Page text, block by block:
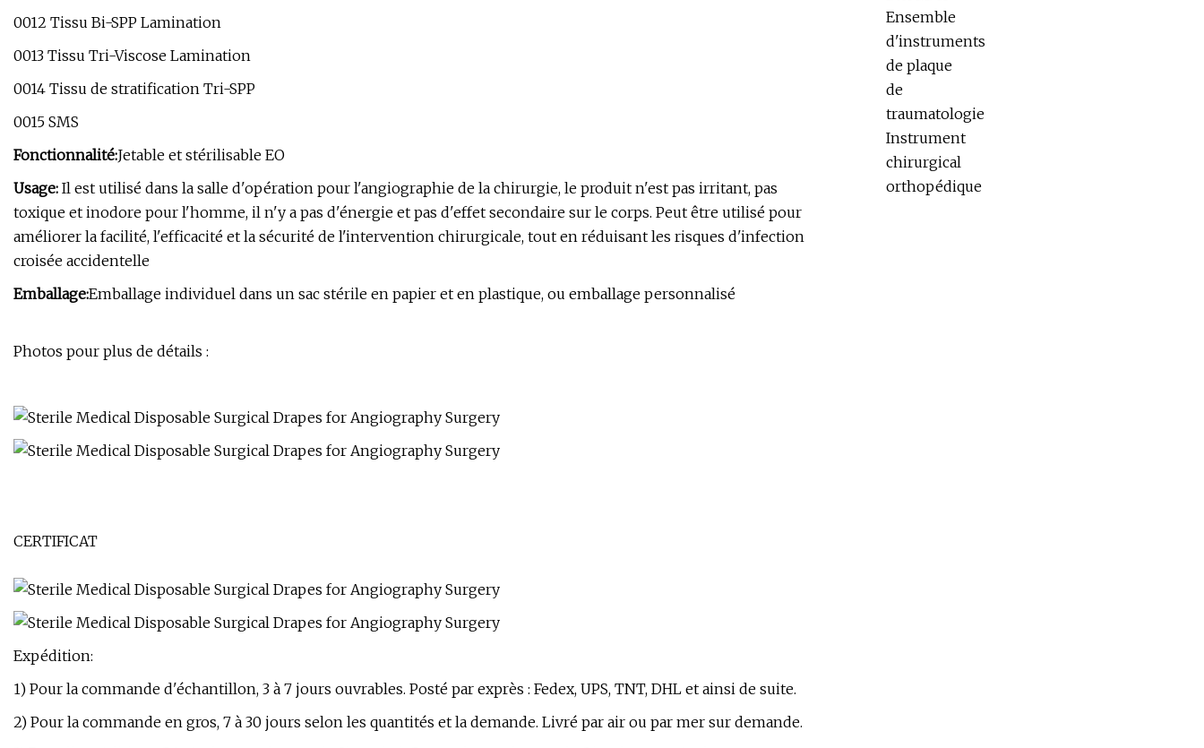
0012 Tissu Bi-SPP Lamination
0013 Tissu Tri-Viscose Lamination
0014 Tissu de stratification Tri-SPP
0015 SMS
Fonctionnalité:Jetable et stérilisable EO
Usage: Il est utilisé dans la salle d'opération pour l'angiographie de la chirurgie, le produit n'est pas irritant, pas
toxique et inodore pour l'homme, il n'y a pas d'énergie et pas d'effet secondaire sur le corps. Peut être utilisé pour
améliorer la facilité, l'efficacité et la sécurité de l'intervention chirurgicale, tout en réduisant les risques d'infection
croisée accidentelle
Emballage:Emballage individuel dans un sac stérile en papier et en plastique, ou emballage personnalisé
Photos pour plus de détails :
CERTIFICAT
Expédition:
1) Pour la commande d'échantillon, 3 à 7 jours ouvrables. Posté par exprès : Fedex, UPS, TNT, DHL et ainsi de suite.
2) Pour la commande en gros, 7 à 30 jours selon les quantités et la demande. Livré par air ou par mer sur demande.